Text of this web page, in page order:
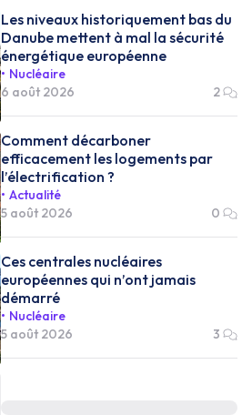
Les niveaux historiquement bas du
Danube mettent à mal la sécurité
énergétique européenne
Nucléaire
6 août 2026
2
Comment décarboner
efficacement les logements par
l’électrification ?
Actualité
5 août 2026
0
Ces centrales nucléaires
européennes qui n’ont jamais
démarré
Nucléaire
5 août 2026
3